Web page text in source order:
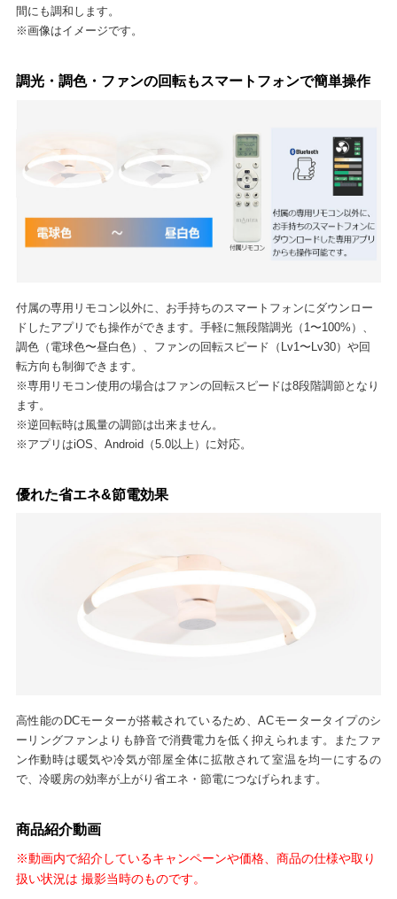
間にも調和します。
※画像はイメージです。
調光・調色・ファンの回転もスマートフォンで簡単操作
付属の専用リモコン以外に、お手持ちのスマートフォンにダウンロー
ドしたアプリでも操作ができます。手軽に無段階調光（1〜100%）、
調色（電球色〜昼白色）、ファンの回転スピード（Lv1〜Lv30）や回
転方向も制御できます。
※専用リモコン使用の場合はファンの回転スピードは8段階調節となり
ます。
※逆回転時は風量の調節は出来ません。
※アプリはiOS、Android（5.0以上）に対応。
優れた省エネ&節電効果
高性能のDCモーターが搭載されているため、ACモータータイプのシ
ーリングファンよりも静音で消費電力を低く抑えられます。またファ
ン作動時は暖気や冷気が部屋全体に拡散されて室温を均一にするの
で、冷暖房の効率が上がり省エネ・節電につなげられます。
商品紹介動画
※動画内で紹介しているキャンペーンや価格、商品の仕様や取り
扱い状況は 撮影当時のものです。